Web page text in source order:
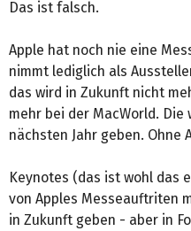
Das ist falsch.
Apple hat noch nie eine
nimmt lediglich als
das wird in Zukunft nicht
mehr bei der MacWorld. Die
nächsten Jahr geben. Ohne
Keynotes (das ist wohl das
von Apples Messeauftriten
in Zukunft geben - aber in